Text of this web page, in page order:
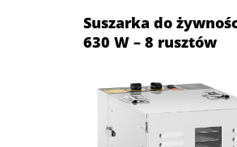
Suszarka do
630 W – 8 rusztów